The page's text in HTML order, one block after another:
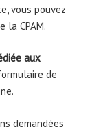
vous pouvez
CPAM.
aux
de
demandées